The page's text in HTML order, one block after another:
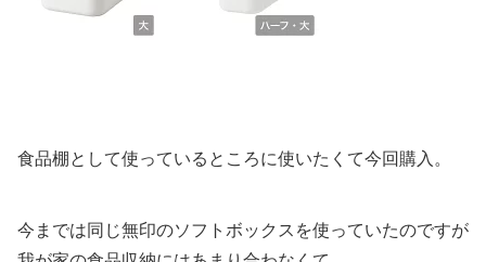
食品棚として使っているところに使いたくて今回購入。
今までは同じ無印のソフトボックスを使っていたのですが